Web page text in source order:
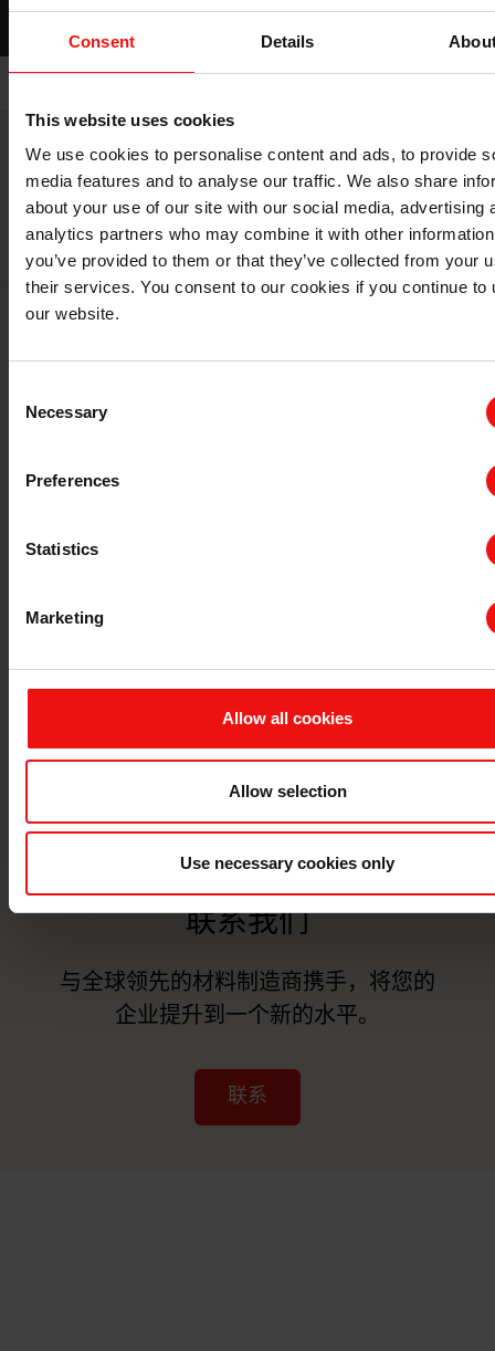
Consent Details
This website uses cookies
We use cookies to personalise content and ads, to provide
media features and to analyse our traffic. We also share
about your use of our site with our social media, advertising
analytics partners who may combine it with other
you’ve provided to them or that they’ve collected from your
their services. You consent to our cookies if you continue to
our website.
Selection
Necessary
Preferences
Statistics
Marketing
Allow all cookies
Allow selection
Use necessary cookies only
医用级有机硅
有机硅粘
联系我们
与全球领先的材料制造商携手，将您的
企业提升到一个新的水平。
联系